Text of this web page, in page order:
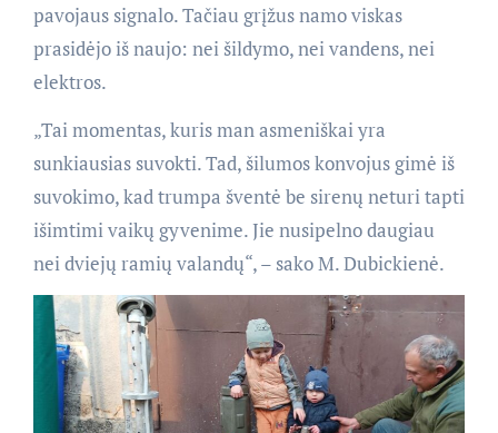
pavojaus signalo. Tačiau grįžus namo viskas
prasidėjo iš naujo: nei šildymo, nei vandens, nei
elektros.
„Tai momentas, kuris man asmeniškai yra
sunkiausias suvokti. Tad, šilumos konvojus gimė iš
suvokimo, kad trumpa šventė be sirenų neturi tapti
išimtimi vaikų gyvenime. Jie nusipelno daugiau
nei dviejų ramių valandų“, – sako M. Dubickienė.